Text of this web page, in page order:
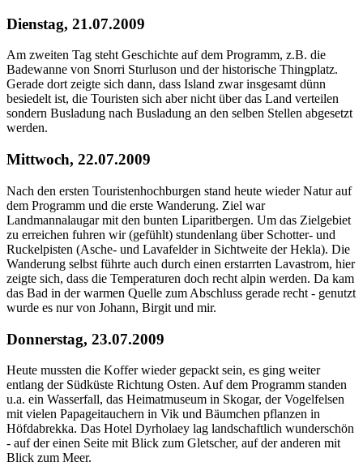
Dienstag, 21.07.2009
Am zweiten Tag steht Geschichte auf dem Programm, z.B. die
Badewanne von Snorri Sturluson und der historische Thingplatz.
Gerade dort zeigte sich dann, dass Island zwar insgesamt dünn
besiedelt ist, die Touristen sich aber nicht über das Land verteilen
sondern Busladung nach Busladung an den selben Stellen abgesetzt
werden.
Mittwoch, 22.07.2009
Nach den ersten Touristenhochburgen stand heute wieder Natur auf
dem Programm und die erste Wanderung. Ziel war
Landmannalaugar mit den bunten Liparitbergen. Um das Zielgebiet
zu erreichen fuhren wir (gefühlt) stundenlang über Schotter- und
Ruckelpisten (Asche- und Lavafelder in Sichtweite der Hekla). Die
Wanderung selbst führte auch durch einen erstarrten Lavastrom, hier
zeigte sich, dass die Temperaturen doch recht alpin werden. Da kam
das Bad in der warmen Quelle zum Abschluss gerade recht - genutzt
wurde es nur von Johann, Birgit und mir.
Donnerstag, 23.07.2009
Heute mussten die Koffer wieder gepackt sein, es ging weiter
entlang der Südküste Richtung Osten. Auf dem Programm standen
u.a. ein Wasserfall, das Heimatmuseum in Skogar, der Vogelfelsen
mit vielen Papageitauchern in Vik und Bäumchen pflanzen in
Höfdabrekka. Das Hotel Dyrholaey lag landschaftlich wunderschön
- auf der einen Seite mit Blick zum Gletscher, auf der anderen mit
Blick zum Meer.